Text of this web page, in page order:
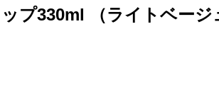
プ330ml （ライトベージ